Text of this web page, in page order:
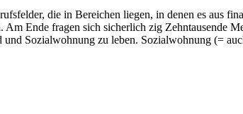
die in Bereichen liegen, in denen es aus
Ende fragen sich sicherlich zig Zehntausende
Sozialwohnung zu leben. Sozialwohnung (=